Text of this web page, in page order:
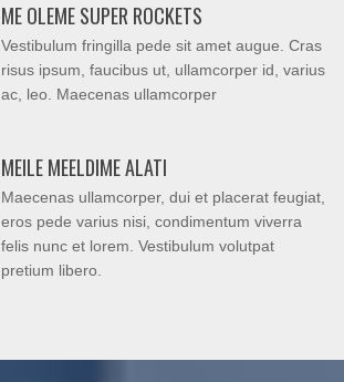
ME OLEME SUPER ROCKETS
Vestibulum fringilla pede sit amet augue. Cras
risus ipsum, faucibus ut, ullamcorper id, varius
ac, leo. Maecenas ullamcorper
MEILE MEELDIME ALATI
Maecenas ullamcorper, dui et placerat feugiat,
eros pede varius nisi, condimentum viverra
felis nunc et lorem. Vestibulum volutpat
pretium libero.